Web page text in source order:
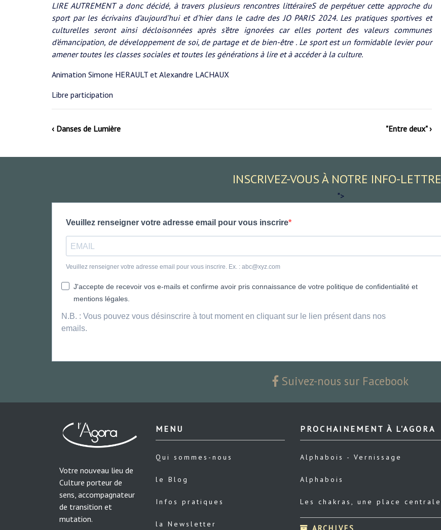
LIRE AUTREMENT a donc décidé, à travers plusieurs rencontres littéraireS de perpétuer cette approche du
sport par les écrivains d’aujourd’hui et d’hier dans le cadre des JO PARIS 2024. Les pratiques sportives et
culturelles seront ainsi décloisonnées après s’être ignorées car elles portent des valeurs communes
d’émancipation, de développement de soi, de partage et de bien-être . Le sport est un formidable levier pour
amener toutes les classes sociales et toutes les générations à lire et à accéder à la culture.
Animation Simone HERAULT et Alexandre LACHAUX
Libre participation
‹ Danses de Lumière "Entre deux" ›
INSCRIVEZ-VOUS À NOTRE INFO-LETTRE
">
Veuillez renseigner votre adresse email pour vous inscrire
Veuillez renseigner votre adresse email pour vous inscrire. Ex. : abc@xyz.com
J'accepte de recevoir vos e-mails et confirme avoir pris connaissance de votre politique de confidentialité et
mentions légales.
N.B. : Vous pouvez vous désinscrire à tout moment en cliquant sur le lien présent dans nos
emails.
Suivez-nous sur Facebook
Votre nouveau lieu de
Culture porteur de
sens, accompagnateur
de transition et
mutation.
MENU
Qui sommes-nous
le Blog
Infos pratiques
la Newsletter
PROCHAINEMENT À L'AGORA
Alphabois - Vernissage
Alphabois
Les chakras, une place centrale